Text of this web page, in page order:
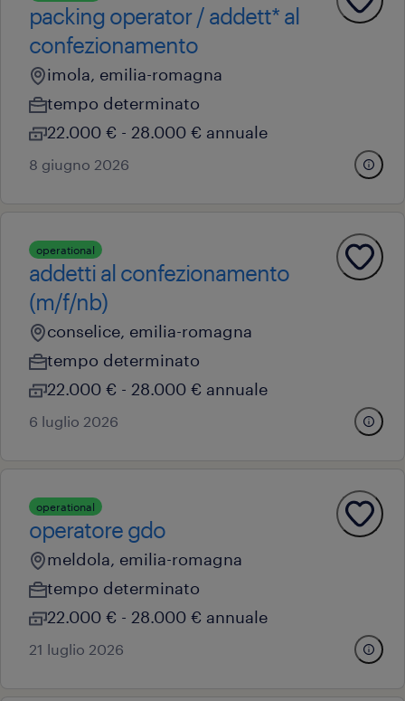
packing operator / addett* al
confezionamento
imola, emilia-romagna
tempo determinato
22.000 € - 28.000 € annuale
8 giugno 2026
operational
addetti al confezionamento
(m/f/nb)
conselice, emilia-romagna
tempo determinato
22.000 € - 28.000 € annuale
6 luglio 2026
operational
operatore gdo
meldola, emilia-romagna
tempo determinato
22.000 € - 28.000 € annuale
21 luglio 2026